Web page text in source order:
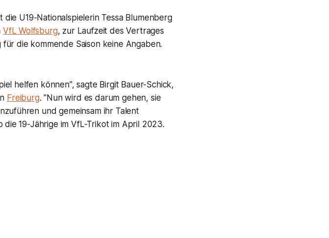
U19-Nationalspielerin Tessa Blumenberg
VfL Wolfsburg, zur Laufzeit des Vertrages
die kommende Saison keine Angaben.
helfen können", sagte Birgit Bauer-Schick,
Freiburg. "Nun wird es darum gehen, sie
und gemeinsam ihr Talent
19-Jährige im VfL-Trikot im April 2023.